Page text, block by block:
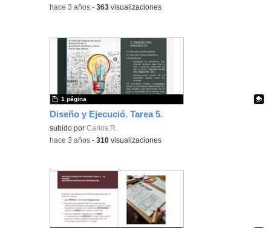
-hace 3 años -363 visualizaciones
Diseño y Ejecució. Tarea 5.
Contenido educativo.
subido porCarlos R.
1 página
-hace 3 años -310 visualizaciones